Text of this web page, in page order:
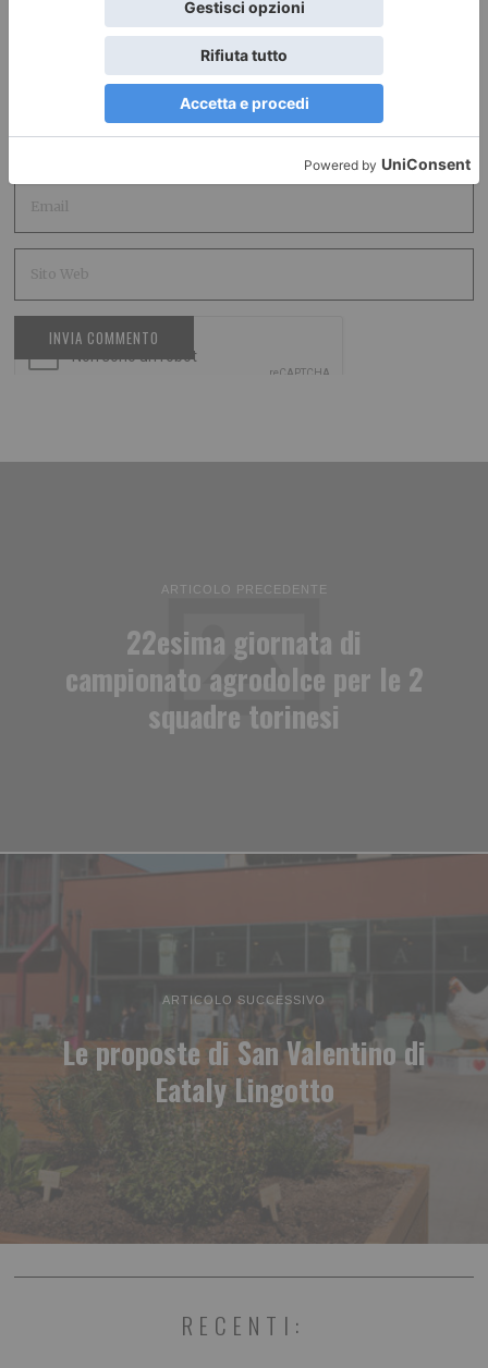
ARTICOLO PRECEDENTE
22esima giornata di
campionato agrodolce per le 2
squadre torinesi
ARTICOLO SUCCESSIVO
Le proposte di San Valentino di
Eataly Lingotto
RECENTI: